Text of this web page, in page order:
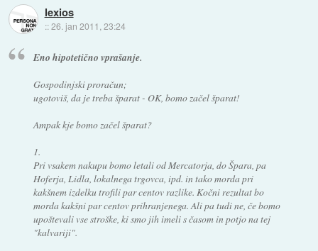
lexios
::26. jan 2011, 23:24
Eno hipotetično vprašanje.
Gospodinjski proračun;
ugotoviš, da je treba šparat - OK, bomo začel šparat!
Ampak kje bomo začel šparat?
1.
Pri vsakem nakupu bomo letali od Mercatorja, do Špara, pa
Hoferja, Lidla, lokalnega trgovca, ipd. in tako morda pri
kakšnem izdelku trofili par centov razlike. Kočni rezultat bo
morda kakšni par centov prihranjenega. Ali pa tudi ne, če bomo
upoštevali vse stroške, ki smo jih imeli s časom in potjo na tej
"kalvariji".